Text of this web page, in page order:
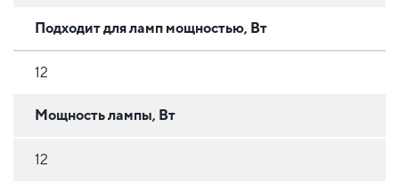
Подходит для ламп мощностью, Вт
12
Мощность лампы, Вт
12